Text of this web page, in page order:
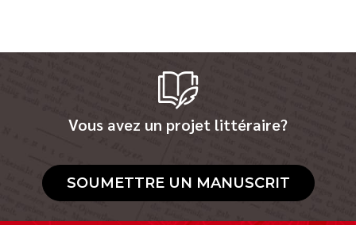
Vous avez un projet littéraire?
SOUMETTRE UN MANUSCRIT